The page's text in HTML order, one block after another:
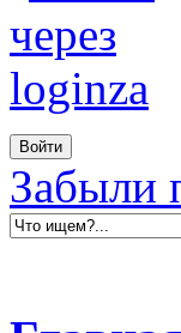
Забыли